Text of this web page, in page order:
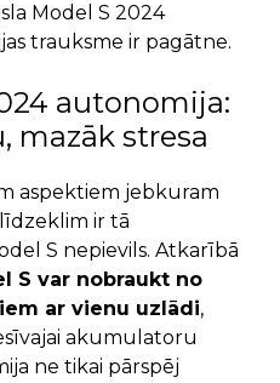
Model S 2024
trauksme ir pagātne.
autonomija:
mazāk stresa
aspektiem jebkuram
ir tā
S nepievils. Atkarībā
S var nobraukt no
ar vienu uzlādi,
akumulatoru
ne tikai pārspēj